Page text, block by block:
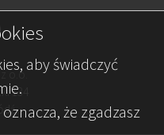
aby świadczyć
że zgadzasz
o.o.
134